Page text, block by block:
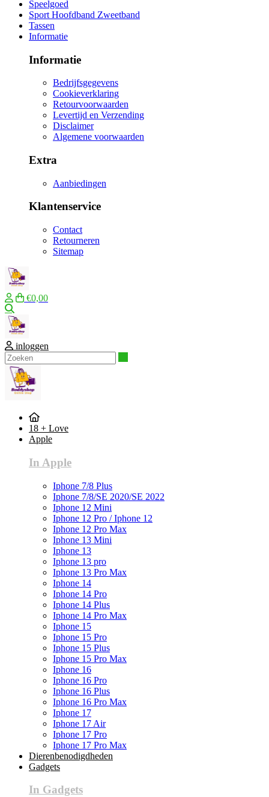
Speelgoed
Sport Hoofdband Zweetband
Tassen
Informatie
Informatie
Bedrijfsgegevens
Cookieverklaring
Retourvoorwaarden
Levertijd en Verzending
Disclaimer
Algemene voorwaarden
Extra
Aanbiedingen
Klantenservice
Contact
Retourneren
Sitemap
€0,00
inloggen
18 + Love
Apple
In Apple
Iphone 7/8 Plus
Iphone 7/8/SE 2020/SE 2022
Iphone 12 Mini
Iphone 12 Pro / Iphone 12
Iphone 12 Pro Max
Iphone 13 Mini
Iphone 13
Iphone 13 pro
Iphone 13 Pro Max
Iphone 14
Iphone 14 Pro
Iphone 14 Plus
Iphone 14 Pro Max
Iphone 15
Iphone 15 Pro
Iphone 15 Plus
Iphone 15 Pro Max
Iphone 16
Iphone 16 Pro
Iphone 16 Plus
Iphone 16 Pro Max
Iphone 17
Iphone 17 Air
Iphone 17 Pro
Iphone 17 Pro Max
Dierenbenodigdheden
Gadgets
In Gadgets